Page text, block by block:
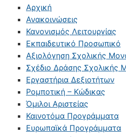
Αρχική
Ανακοινώσεις
Κανονισμός Λειτουργίας
Εκπαιδευτικό Προσωπικό
Αξιολόγηση Σχολικής
Σχέδιο Δράσης Σχολικής
Εργαστήρια Δεξιοτήτων
Ρομποτική – Κώδικας
Όμιλοι Αριστείας
Καινοτόμα Προγράμματα
Ευρωπαϊκά Προγράμματα